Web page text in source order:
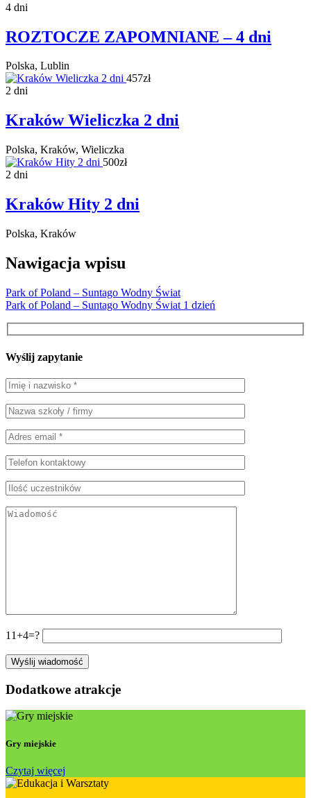
4 dni
ROZTOCZE ZAPOMNIANE – 4 dni
Polska, Lublin
457zł
2 dni
Kraków Wieliczka 2 dni
Polska, Kraków, Wieliczka
500zł
2 dni
Kraków Hity 2 dni
Polska, Kraków
Nawigacja wpisu
Park of Poland – Suntago Wodny Świat
Park of Poland – Suntago Wodny Świat 1 dzień
Wyślij zapytanie
11+4=?
Dodatkowe atrakcje
Gry miejskie
Czytaj więcej